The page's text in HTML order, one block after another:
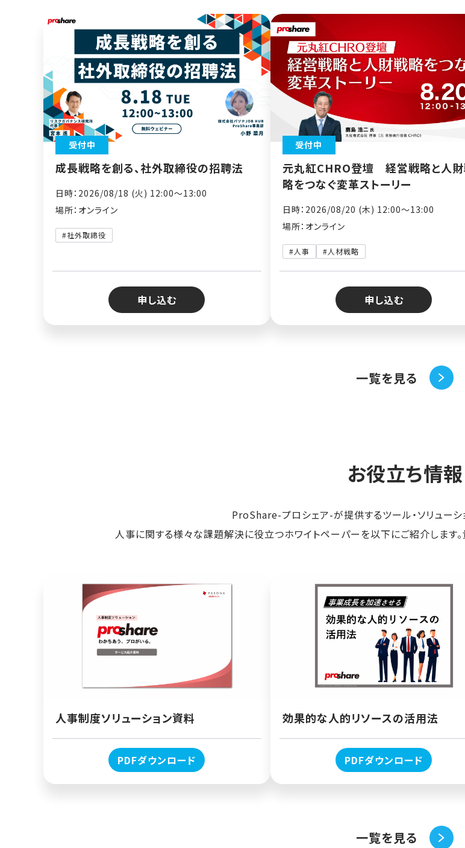
受付中
成長戦略を創る、社外取締役の招聘法
日時：2026/08/18 (火) 12:00〜13:00
場所：オンライン
#社外取締役
申し込む
受付中
元丸紅CHRO登壇 経営戦略と人
略をつなぐ変革ストーリー
日時：2026/08/20 (木) 12:00〜13:00
場所：オンライン
#人事 #人材戦略
申し込む
一覧を見る
お役立ち情報
ProShare-プロシェア-が提供するツール・ソリュー
人事に関する様々な課題解決に役立つホワイトペーパーを以下にご紹介します
人事制度ソリューション資料
PDFダウンロード
効果的な人的リソースの活用法
PDFダウンロード
一覧を見る